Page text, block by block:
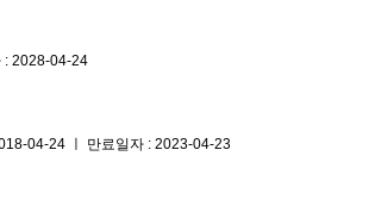
: 2028-04-24
04-24 ㅣ 만료일자 : 2023-04-23